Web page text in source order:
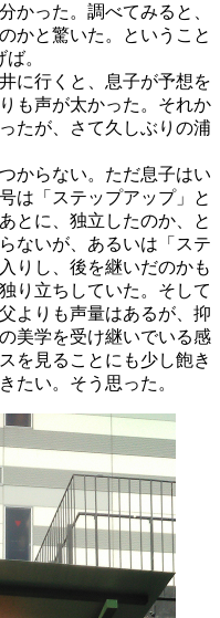
かった。調べてみると、
かと驚いた。ということ
。
に行くと、息子が予想を
も声が太かった。それか
たが、さて久しぶりの浦
からない。ただ息子はい
は「ステップアップ」と
とに、独立したのか、と
ないが、あるいは「ステ
りし、後を継いだのかも
り立ちしていた。そして
よりも声量はあるが、抑
美学を受け継いでいる感
を見ることにも少し飽き
たい。そう思った。